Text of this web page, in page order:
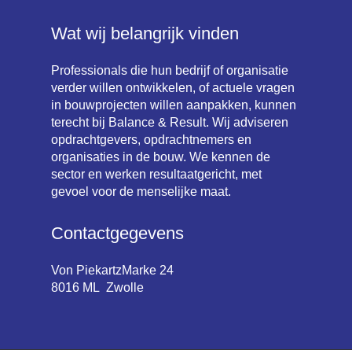
Wat wij belangrijk vinden
Professionals die hun bedrijf of organisatie
verder willen ontwikkelen, of actuele vragen
in bouwprojecten willen aanpakken, kunnen
terecht bij Balance & Result. Wij adviseren
opdrachtgevers, opdrachtnemers en
organisaties in de bouw. We kennen de
sector en werken resultaatgericht, met
gevoel voor de menselijke maat.
Contactgegevens
Von PiekartzMarke 24
8016 ML Zwolle